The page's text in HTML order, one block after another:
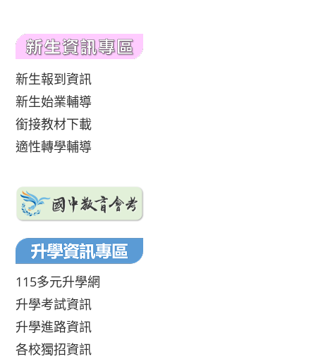
新生報到資訊
新生始業輔導
銜接教材下載
適性轉學輔導
115多元升學網
升學考試資訊
升學進路資訊
各校獨招資訊